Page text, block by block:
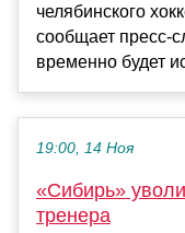
челябинского
сообщает пресс-
временно будет
19:00, 14 Ноя
«Сибирь»
тренера